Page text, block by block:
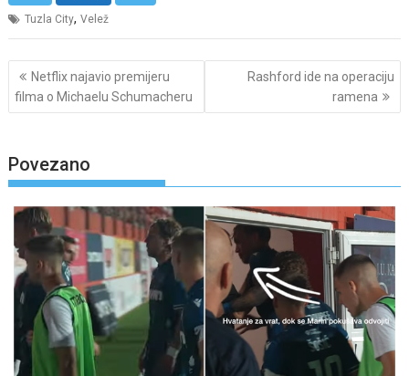
Tuzla City,Velež
Post
navigation
Netflix najavio premijeru
filma o Michaelu Schumacheru
Rashford ide na operaciju
ramena
Povezano